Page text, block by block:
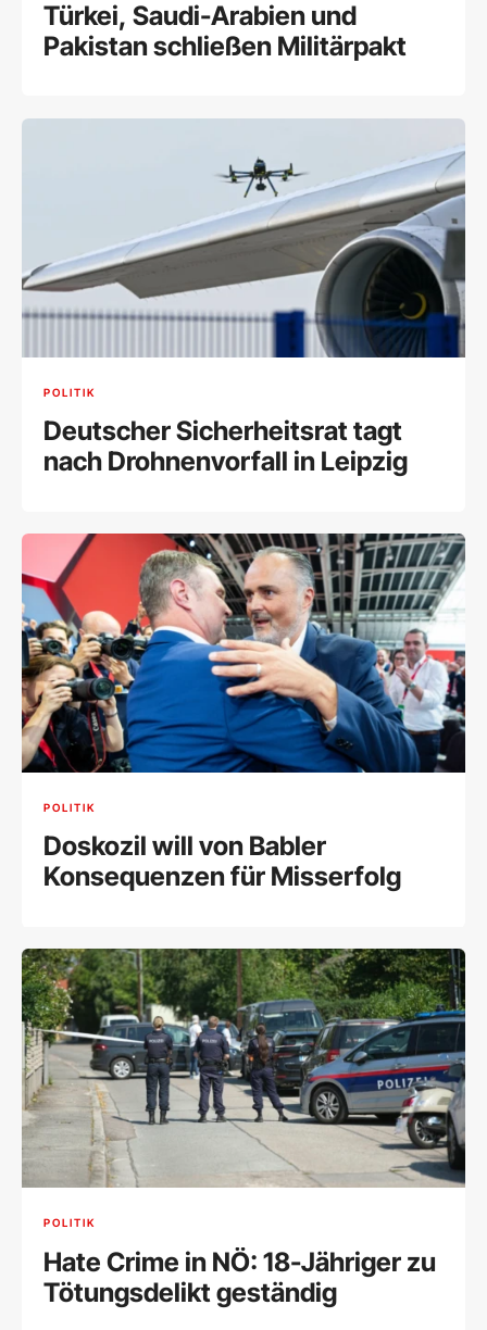
Türkei, Saudi-Arabien und
Pakistan schließen Militärpakt
POLITIK
Deutscher Sicherheitsrat tagt
nach Drohnenvorfall in Leipzig
POLITIK
Doskozil will von Babler
Konsequenzen für Misserfolg
POLITIK
Hate Crime in NÖ: 18-Jähriger zu
Tötungsdelikt geständig